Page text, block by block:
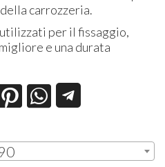
carrozzeria.
per il fissaggio,
e una durata